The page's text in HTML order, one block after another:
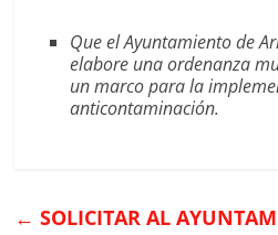
Que el Ayuntamiento de
elabore una ordenanza
un marco para la
anticontaminación.
← SOLICITAR AL